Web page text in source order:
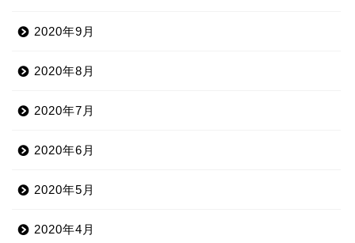
2020年9月
2020年8月
2020年7月
2020年6月
2020年5月
2020年4月